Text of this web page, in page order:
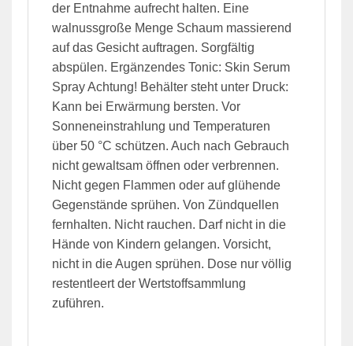
der Entnahme aufrecht halten. Eine
walnussgroße Menge Schaum massierend
auf das Gesicht auftragen. Sorgfältig
abspülen. Ergänzendes Tonic: Skin Serum
Spray Achtung! Behälter steht unter Druck:
Kann bei Erwärmung bersten. Vor
Sonneneinstrahlung und Temperaturen
über 50 °C schützen. Auch nach Gebrauch
nicht gewaltsam öffnen oder verbrennen.
Nicht gegen Flammen oder auf glühende
Gegenstände sprühen. Von Zündquellen
fernhalten. Nicht rauchen. Darf nicht in die
Hände von Kindern gelangen. Vorsicht,
nicht in die Augen sprühen. Dose nur völlig
restentleert der Wertstoffsammlung
zuführen.